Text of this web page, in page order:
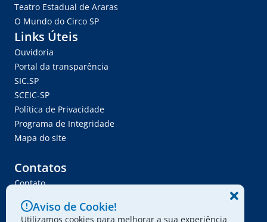
Teatro Estadual de Araras
O Mundo do Circo SP
Links Úteis
Ouvidoria
Portal da transparência
SIC.SP
SCEIC-SP
Política de Privacidade
Programa de Integridade
Mapa do site
Contatos
Contato
Ser Fornecedor
Aviso de Cookie!
Utilizamos cookies para melhorar a sua experiência